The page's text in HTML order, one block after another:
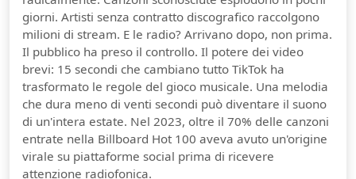
giorni. Artisti senza contratto discografico raccolgono
milioni di stream. E le radio? Arrivano dopo, non prima.
Il pubblico ha preso il controllo. Il potere dei video
brevi: 15 secondi che cambiano tutto TikTok ha
trasformato le regole del gioco musicale. Una melodia
che dura meno di venti secondi può diventare il suono
di un'intera estate. Nel 2023, oltre il 70% delle canzoni
entrate nella Billboard Hot 100 aveva avuto un'origine
virale su piattaforme social prima di ricevere
attenzione radiofonica.